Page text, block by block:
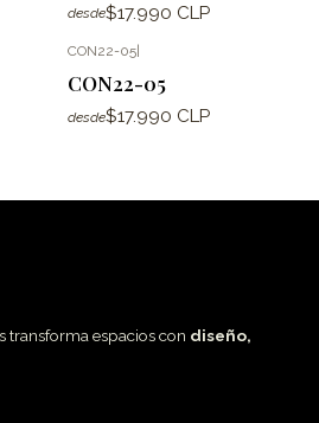
desde$17.990 CLP
CON22-05|
CON22-05
desde$17.990 CLP
transforma espacios con diseño,